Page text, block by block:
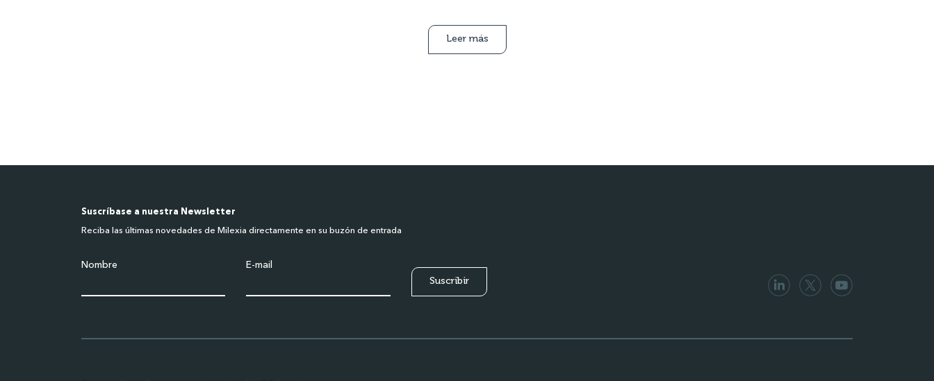
Leer más
Suscríbase a nuestra Newsletter
Reciba las últimas novedades de Milexia directamente en su buzón de entrada
Nombre E-mail